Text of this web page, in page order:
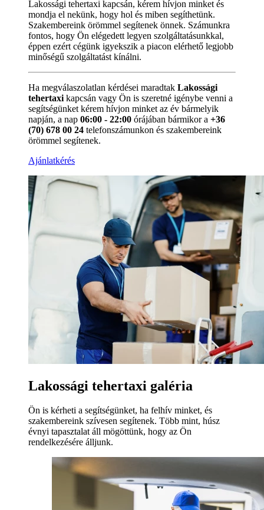
Lakossági tehertaxi kapcsán, kérem hívjon minket és
mondja el nekünk, hogy hol és miben segíthetünk.
Szakembereink örömmel segítenek önnek. Számunkra
fontos, hogy Ön elégedett legyen szolgáltatásunkkal,
éppen ezért cégünk igyekszik a piacon elérhető legjobb
minőségű szolgáltatást kínálni.
Ha megválaszolatlan kérdései maradtak Lakossági
tehertaxi kapcsán vagy Ön is szeretné igénybe venni a
segítségünket kérem hívjon minket az év bármelyik
napján, a nap 06:00 - 22:00 órájában bármikor a +36
(70) 678 00 24 telefonszámunkon és szakembereink
örömmel segítenek.
Ajánlatkérés
Lakossági tehertaxi galéria
Ön is kérheti a segítségünket, ha felhív minket, és
szakembereink szívesen segítenek. Több mint, húsz
évnyi tapasztalat áll mögöttünk, hogy az Ön
rendelkezésére álljunk.